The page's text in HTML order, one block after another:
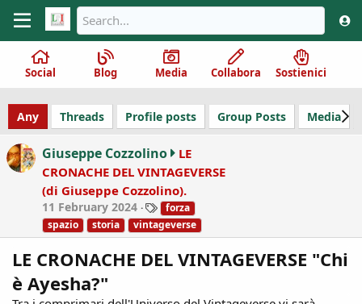
Social Blog Media Collabora Sostienici
Any Threads Profile posts Group Posts Media
Giuseppe Cozzolino
LE
CRONACHE DEL VINTAGEVERSE
(di Giuseppe Cozzolino).
11 February 2024
T
a
g
forza
spazio
storia vintageverse
LE CRONACHE DEL VINTAGEVERSE "Chi
è Ayesha?"